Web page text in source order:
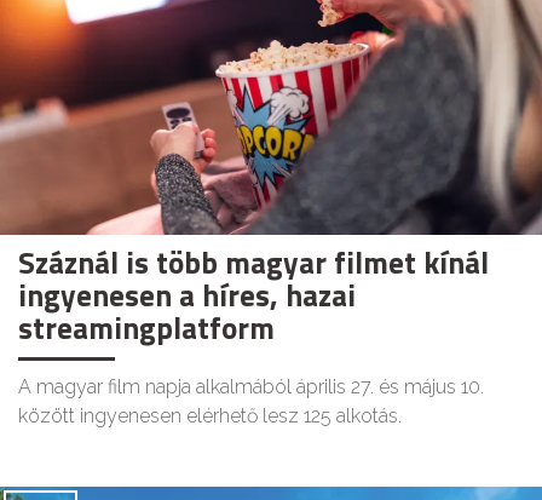
Száznál is több magyar filmet kínál
ingyenesen a híres, hazai
streamingplatform
A magyar film napja alkalmából április 27. és május 10.
között ingyenesen elérhető lesz 125 alkotás.